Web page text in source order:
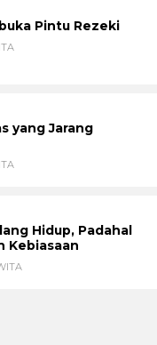
Pintu Rezeki
yang Jarang
Hidup, Padahal
Kebiasaan